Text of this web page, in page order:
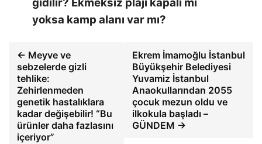
yoksa kamp alanı var mı?
← Meyve ve
sebzelerde gizli
tehlike:
Zehirlenmeden
genetik hastalıklara
kadar değişebilir! “Bu
ürünler daha fazlasını
içeriyor”
Ekrem İmamoğlu İstanbul
Büyükşehir Belediyesi
Yuvamiz İstanbul
Anaokullarından 2055
çocuk mezun oldu ve
ilkokula başladı –
GÜNDEM →